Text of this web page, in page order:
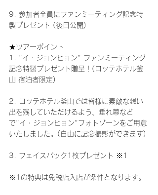
9. 参加者全員にファンミーティング記念特
製プレゼント (後日公開)
★ツアーポイント
1. "イ・ジョンヒョン" ファンミーティング
記念特製プレゼント贈呈！(ロッテホテル釜
山 宿泊者限定)
2. ロッテホテル釜山では皆様に素敵な想い
出を残していただけるよう、垂れ幕など
で"イ・ジョンヒョン"フォトゾーンをご用意
いたしました。(自由に記念撮影ができます)
3. フェイスパック1枚プレゼント ※1
※1の特典は免税店入店が条件となります。